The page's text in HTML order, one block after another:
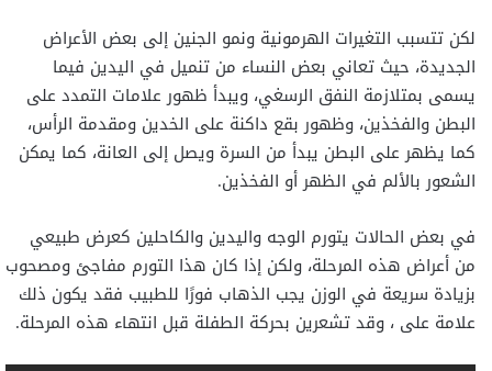
لكن تتسبب التغيرات الهرمونية ونمو الجنين إلى بعض الأعراض
الجديدة، حيث تعاني بعض النساء من تنميل في اليدين فيما
يسمى بمتلازمة النفق الرسغي، ويبدأ ظهور علامات التمدد على
البطن والفخذين، وظهور بقع داكنة على الخدين ومقدمة الرأس،
كما يظهر على البطن يبدأ من السرة ويصل إلى العانة، كما يمكن
الشعور بالألم في الظهر أو الفخذين.
في بعض الحالات يتورم الوجه واليدين والكاحلين كعرض طبيعي
من أعراض هذه المرحلة، ولكن إذا كان هذا التورم مفاجئ ومصحوب
بزيادة سريعة في الوزن يجب الذهاب فورًا للطبيب فقد يكون ذلك
علامة على ، وقد تشعرين بحركة الطفلة قبل انتهاء هذه المرحلة.